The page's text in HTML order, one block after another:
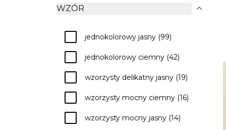
WZÓR expand_more
check jednokolorowy jasny (99)
check jednokolorowy ciemny (42)
check wzorzysty delikatny jasny (19)
check wzorzysty mocny ciemny (16)
check wzorzysty mocny jasny (14)